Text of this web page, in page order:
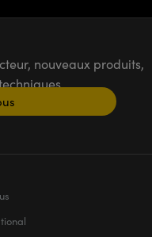
nouveaux produits,